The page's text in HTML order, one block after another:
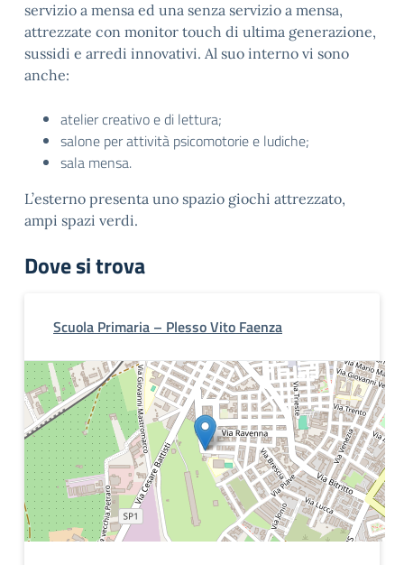
servizio a mensa ed una senza servizio a mensa,
attrezzate con monitor touch di ultima generazione,
sussidi e arredi innovativi. Al suo interno vi sono
anche:
atelier creativo e di lettura;
salone per attività psicomotorie e ludiche;
sala mensa.
L’esterno presenta uno spazio giochi attrezzato,
ampi spazi verdi.
Dove si trova
Scuola Primaria – Plesso Vito Faenza